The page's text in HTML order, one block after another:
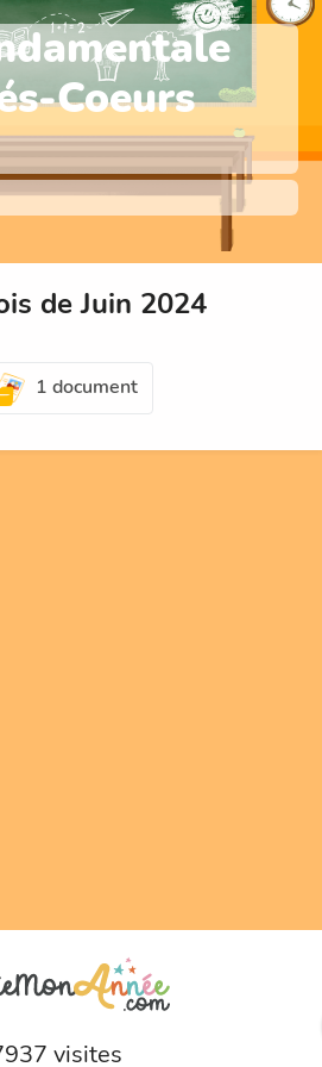
Coeurs
de Juin 2024
1 document
visites